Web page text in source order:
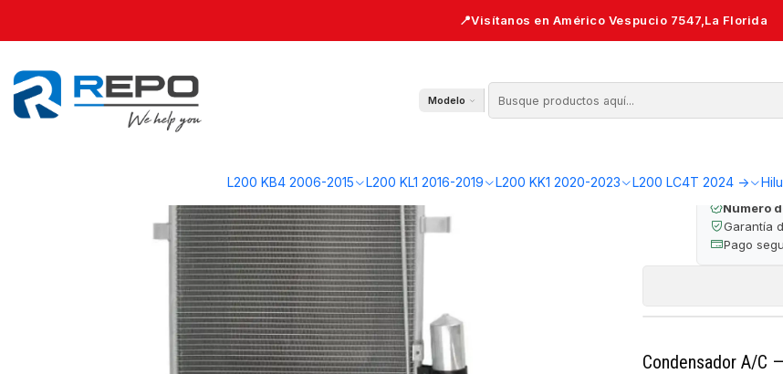
Modelo
L200 KB4 2006-2015 L200 KL1 2016-2019 L200 KK1 2020-2023 L200 LC4T 2024 ->
Condensador A/C 2006-2015 — L200 KB4
Número
Garantía
Pago
Condensador A/C